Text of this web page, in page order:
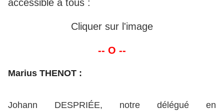
accessible à tous :
Cliquer sur l'image
-- O --
Marius THENOT :
Johann DESPRIÉE, notre délégué en